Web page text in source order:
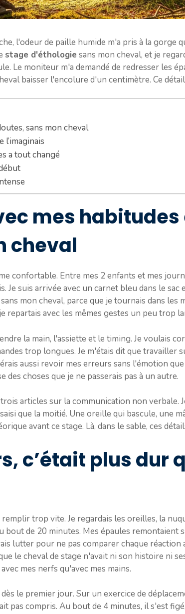
l'odeur de paille humide m'a pris à la gorge
stage d'éthologie sans mon cheval, et je
Le moniteur m'a demandé de redresser les
baisser l'encolure d'un centimètre. Ce
sans mon cheval
l’imaginais
a tout changé
mes habitudes
cheval
confortable. Entre mes 2 enfants et mes
Je suis arrivée avec un carnet bleu dans le sac
mon cheval, parce que je tournais dans les
repartais avec les mêmes gestes un peu trop
la main, l'assiette et le timing. Je voulais
trop longues. Je m'étais dit que travailler
aussi revoir mes erreurs sans l'émotion
des choses que je ne passerais pas à un autre.
articles sur la communication non verbale.
que la moitié. Une oreille qui bascule, une
avant ce stage. Là, dans le sable, ces
c’était plus dur
trop vite. Je regardais les oreilles, la
de 20 minutes. Mes épaules remontaient
lutter pour ne pas comparer chaque réaction
le cheval de stage n'avait ni son histoire ni
mes nerfs qu'avec mes mains.
le premier jour. Sur un exercice de
pas compris. Au bout de 4 minutes, il s'est